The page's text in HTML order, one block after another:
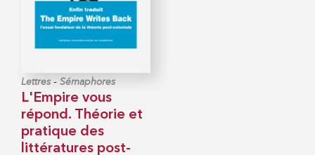
Lettres - Sémaphores
L'Empire vous
répond. Théorie et
pratique des
littératures post-